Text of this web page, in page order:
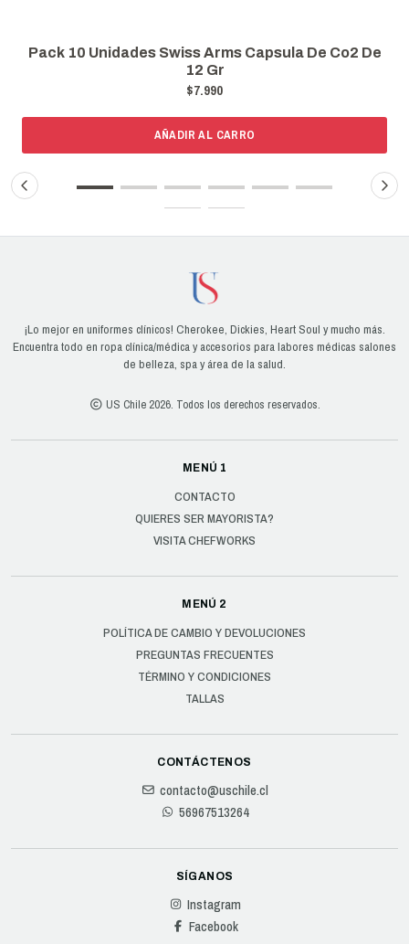
Pack 10 Unidades Swiss Arms Capsula De Co2 De
12 Gr
$7.990
AÑADIR AL CARRO
¡Lo mejor en uniformes clínicos! Cherokee, Dickies, Heart Soul y mucho más.
Encuentra todo en ropa clínica/médica y accesorios para labores médicas salones
de belleza, spa y área de la salud.
US Chile 2026. Todos los derechos reservados.
MENÚ 1
CONTACTO
QUIERES SER MAYORISTA?
VISITA CHEFWORKS
MENÚ 2
POLÍTICA DE CAMBIO Y DEVOLUCIONES
PREGUNTAS FRECUENTES
TÉRMINO Y CONDICIONES
TALLAS
CONTÁCTENOS
contacto@uschile.cl
56967513264
SÍGANOS
Instagram
Facebook